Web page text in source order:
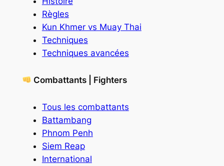
Règles
Kun Khmer vs Muay Thai
Techniques
Techniques avancées
Combattants | Fighters
Tous les combattants
Battambang
Phnom Penh
Siem Reap
International